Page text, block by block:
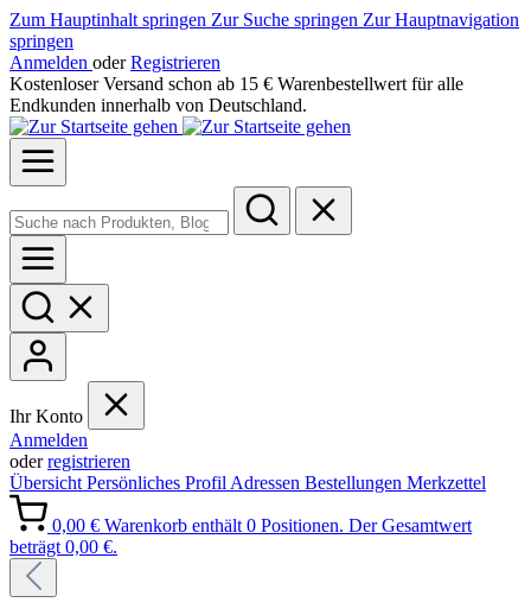
Zum Hauptinhalt springen Zur Suche springen Zur Hauptnavigation
springen
Anmelden oder Registrieren
Kostenloser Versand schon ab 15 € Warenbestellwert für alle
Endkunden innerhalb von Deutschland.
Ihr Konto
Anmelden
oderregistrieren
Übersicht Persönliches Profil Adressen Bestellungen Merkzettel
0,00 € Warenkorb enthält 0 Positionen. Der Gesamtwert
beträgt 0,00 €.